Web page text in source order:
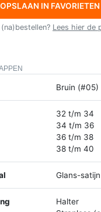
OPSLAAN IN FAVORIETEN
Lees hier de
Bruin (#05)
32 t/m 34
34 t/m 36
36 t/m 38
38 t/m 40
Glans-satijn
Halter